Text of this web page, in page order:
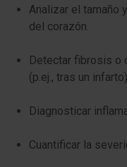
Analizar el tamaño
del corazón.
Detectar fibrosis o
(p.ej., tras un
Diagnosticar
Cuantificar la